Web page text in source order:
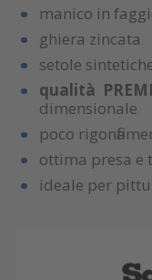
manico in
ghiera zincata
setole
qualità
dimensionale
poco
ottima presa e
ideale per